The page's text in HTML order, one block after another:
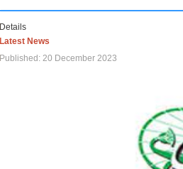
Details
Latest News
Published: 20 December 2023